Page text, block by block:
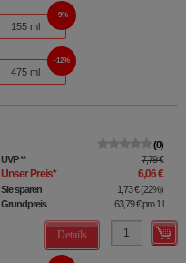
155 ml
9%
475 ml
12%
0
UVP** 7,79 €
Unser Preis* 6,06 €
Sie sparen 1,73 €(22%)
Grundpreis
63,79 €pro 1 l
Details